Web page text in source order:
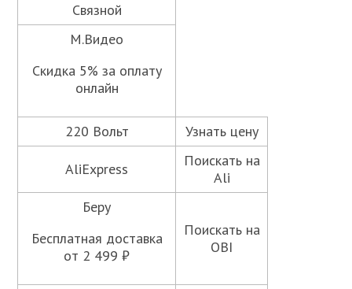
Связной
М.Видео
Скидка 5% за оплату
онлайн
220 Вольт Узнать цену
AliExpress
Поискать на
Ali
Беру
Бесплатная доставка
от 2 499 ₽
Поискать на
OBI